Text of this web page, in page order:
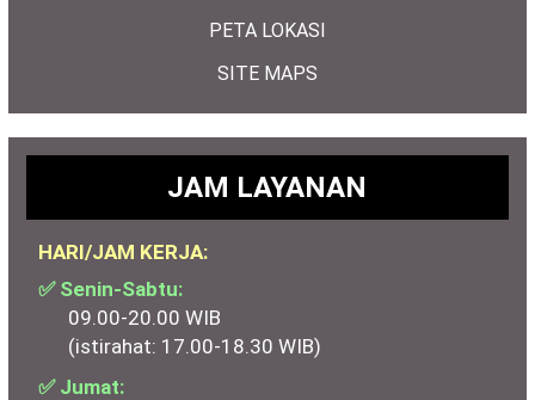
PETA LOKASI
SITE MAPS
JAM LAYANAN
HARI/JAM KERJA:
✅ Senin-Sabtu:
09.00-20.00 WIB
(istirahat: 17.00-18.30 WIB)
✅ Jumat: